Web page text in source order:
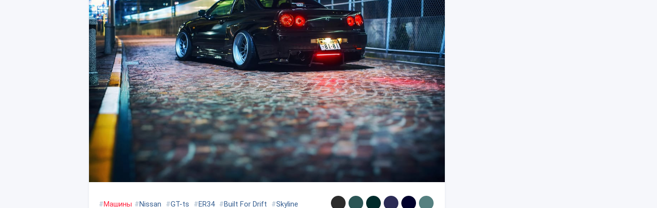
#Машины #Nissan #GT-ts #ER34 #Built For Drift #Skyline